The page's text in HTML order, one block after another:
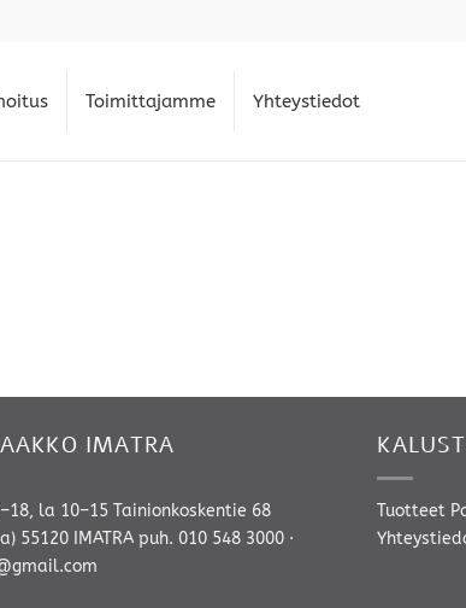
Toimittajamme Yhteystiedot
IMATRA
la 10–15 Tainionkoskentie 68
55120 IMATRA puh. 010 548 3000·
Tuotteet